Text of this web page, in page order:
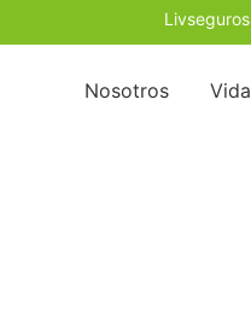
Nosotros Vida